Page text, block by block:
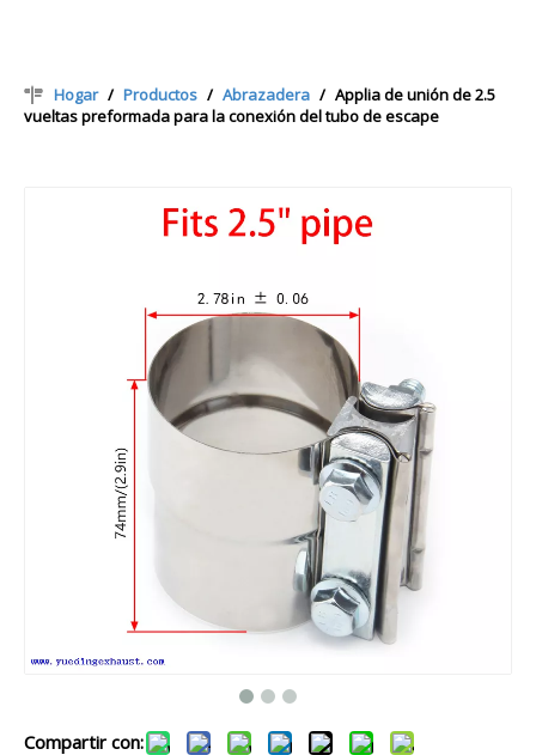
Hogar / Productos / Abrazadera / Applia de unión de 2.5
vueltas preformada para la conexión del tubo de escape
Compartir con: